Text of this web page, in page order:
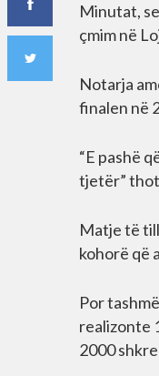
Minutat,
çmim në
Notarja
finalen në
“E pashë
tjetër”
Matje të
kohorë që
Por
realizonte
2000